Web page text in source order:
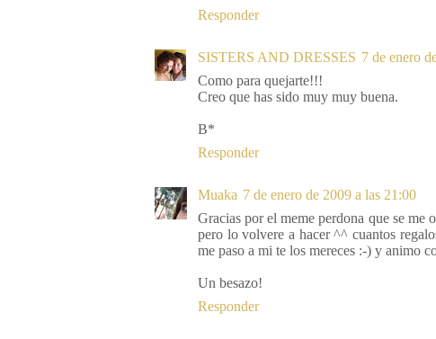
Responder
SISTERS AND DRESSES 7 de enero
Como para quejarte!!!
Creo que has sido muy muy buena.
B*
Responder
Muaka 7 de enero de 2009 a las 21:00
Gracias por el meme perdona que se
pero lo volvere a hacer ^^ cuantos
me paso a mi te los mereces :-) y animo
Un besazo!
Responder